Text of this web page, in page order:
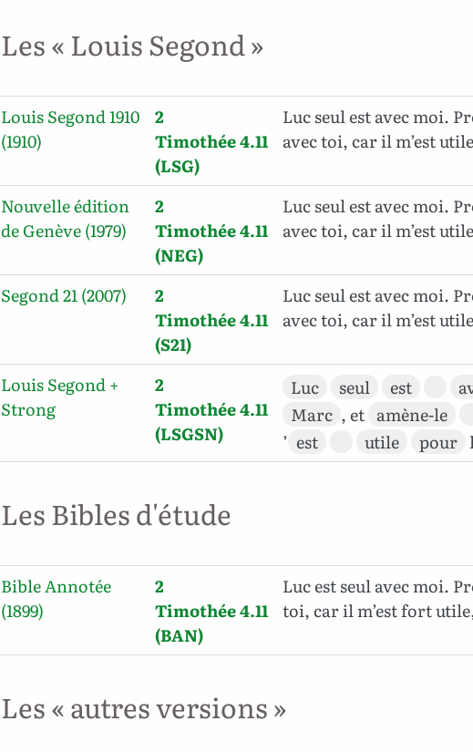
Les « Louis Segond »
Louis Segond 1910
(1910)
2
Timothée 4.11
(LSG)
Luc seul est avec moi.
avec toi, car il m’est
Nouvelle édition
de Genève (1979)
2
Timothée 4.11
(NEG)
Luc seul est avec moi.
avec toi, car il m’est
Segond 21 (2007)
2
Timothée 4.11
(S21)
Luc seul est avec moi.
avec toi, car il m’est
Louis Segond +
Strong
2
Timothée 4.11
(LSGSN)
Luc seul est
Marc , et amène-le
’ est utile pour
Les Bibles d'étude
Bible Annotée
(1899)
2
Timothée 4.11
(BAN)
Luc est seul avec moi.
toi, car il m’est fort
Les « autres versions »